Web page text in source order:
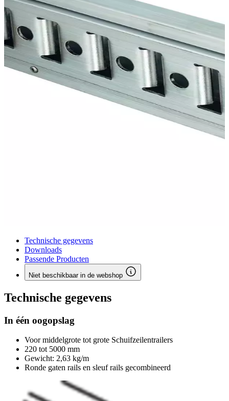
Technische gegevens
Downloads
Passende Producten
Niet beschikbaar in de webshop
Technische gegevens
In één oogopslag
Voor middelgrote tot grote Schuifzeilentrailers
220 tot 5000 mm
Gewicht: 2,63 kg/m
Ronde gaten rails en sleuf rails gecombineerd